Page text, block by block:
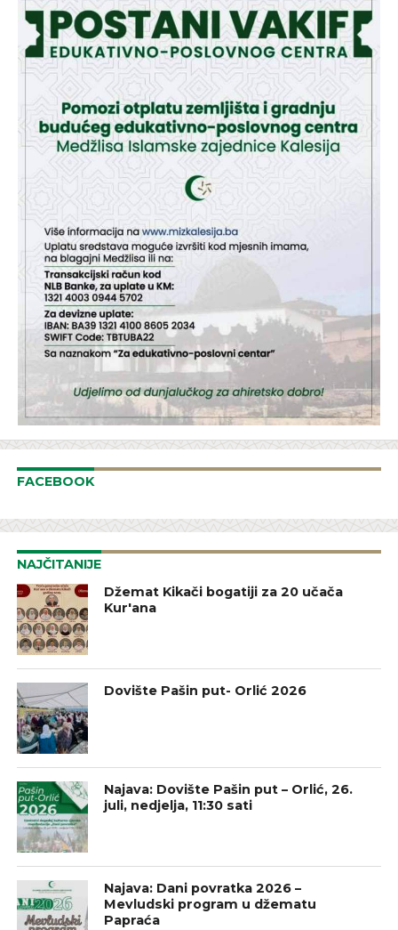
FACEBOOK
NAJČITANIJE
Džemat Kikači bogatiji za 20 učača
Kur'ana
Dovište Pašin put- Orlić 2026
Najava: Dovište Pašin put – Orlić, 26.
juli, nedjelja, 11:30 sati
Najava: Dani povratka 2026 –
Mevludski program u džematu
Papraća